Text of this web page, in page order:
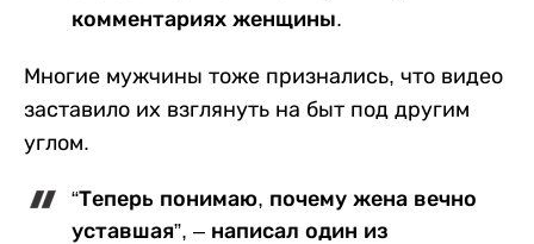
комментариях женщины.
Многие мужчины тоже признались, что видео
заставило их взглянуть на быт под другим
углом.
“Теперь понимаю, почему жена вечно
уставшая”, – написал один из